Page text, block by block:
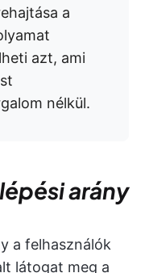
a
azt, ami
nélkül.
arány
a felhasználók
látogat meg a